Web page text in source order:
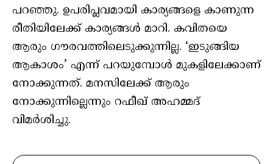
പറഞ്ഞു. ഉപരിപ്ലവമായി കാര്യങ്ങളെ കാണുന്ന
രീതിയിലേക്ക് കാര്യങ്ങൾ മാറി. കവിതയെ
ആരും ഗൗരവത്തിലെടുക്കുന്നില്ല. ‘ഇടുങ്ങിയ
ആകാശം’ എന്ന് പറയുമ്പോൾ മുകളിലേക്കാണ്
നോക്കുന്നത്. മനസിലേക്ക് ആരും
നോക്കുന്നില്ലെന്നും റഫീഖ് അഹമ്മദ്
വിമർശിച്ചു.